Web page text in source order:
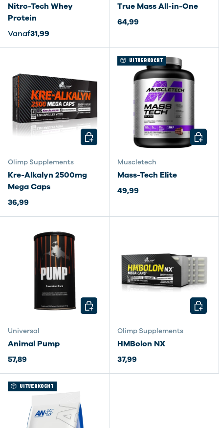
Nitro-Tech Whey
Protein
Vanaf31,99
True Mass All-in-One
64,99
Olimp Supplements
Kre-Alkalyn 2500mg
Mega Caps
36,99
KIES MOGELIJKHEDEN
UITVERKOCHT
Muscletech
Mass-Tech Elite
49,99
KIES
Universal
Animal Pump
57,89
KIES MOGELIJKHEDEN
Olimp Supplements
HMBolon NX
37,99
KIES
UITVERKOCHT